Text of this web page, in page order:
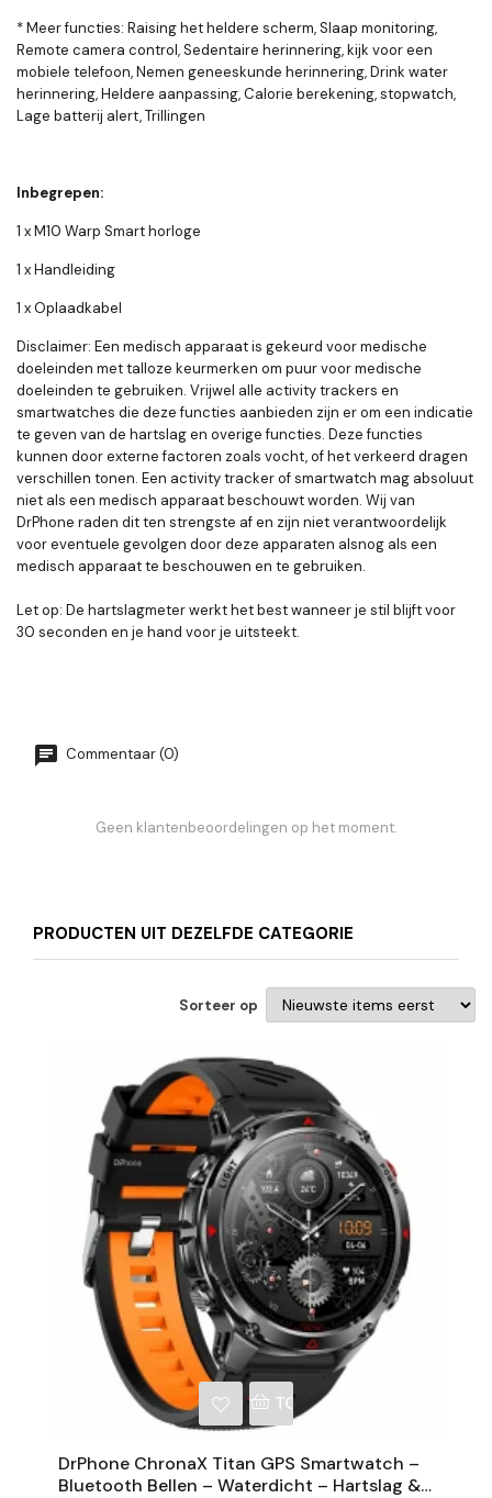
* Meer functies: Raising het heldere scherm, Slaap monitoring,
Remote camera control, Sedentaire herinnering, kijk voor een
mobiele telefoon, Nemen geneeskunde herinnering, Drink water
herinnering, Heldere aanpassing, Calorie berekening, stopwatch,
Lage batterij alert, Trillingen
Inbegrepen:
1 x M10 Warp Smart horloge
1 x Handleiding
1 x Oplaadkabel
Disclaimer: Een medisch apparaat is gekeurd voor medische
doeleinden met talloze keurmerken om puur voor medische
doeleinden te gebruiken. Vrijwel alle activity trackers en
smartwatches die deze functies aanbieden zijn er om een indicatie
te geven van de hartslag en overige functies. Deze functies
kunnen door externe factoren zoals vocht, of het verkeerd dragen
verschillen tonen. Een activity tracker of smartwatch mag absoluut
niet als een medisch apparaat beschouwt worden. Wij van
DrPhone raden dit ten strengste af en zijn niet verantwoordelijk
voor eventuele gevolgen door deze apparaten alsnog als een
medisch apparaat te beschouwen en te gebruiken.
Let op: De hartslagmeter werkt het best wanneer je stil blijft voor
30 seconden en je hand voor je uitsteekt.
Commentaar (0)
Geen klantenbeoordelingen op het moment.
PRODUCTEN UIT DEZELFDE CATEGORIE
Sorteer op
TOEVOEGEN AAN
DrPhone ChronaX Titan GPS Smartwatch –
Bluetooth Bellen – Waterdicht – Hartslag &